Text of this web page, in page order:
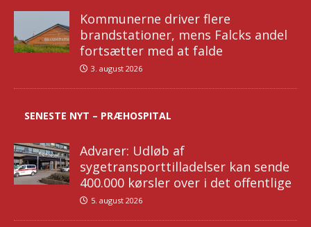
Kommunerne driver flere
brandstationer, mens Falcks andel
fortsætter med at falde
3. august 2026
SENESTE NYT – PRÆHOSPITAL
Advarer: Udløb af
sygetransporttilladelser kan sende
400.000 kørsler over i det offentlige
5. august 2026